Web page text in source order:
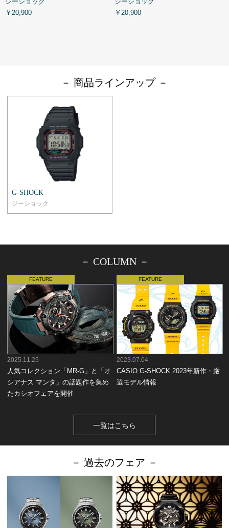
￥20,900
￥20,900
－ 商品ラインアップ －
G-SHOCK
ジーショック
－ COLUMN －
2025.11.25
人気コレクション「MR-G」と「オ
シアナス マンタ」の話題作を集め
たカシオフェアを開催
2023.07.04
CASIO G-SHOCK 2023年新作・厳
選モデル情報
一覧はこちら
－ 過去のフェア －